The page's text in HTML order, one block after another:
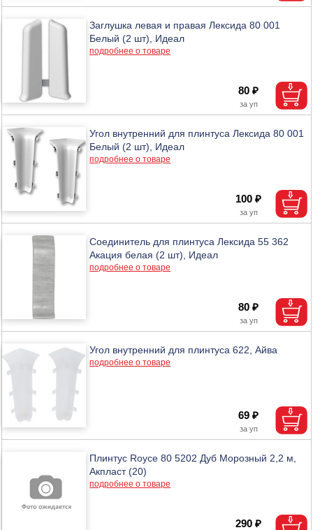
Заглушка левая и правая Лексида 80 001
Белый (2 шт), Идеал
подробнее о товаре
80 ₽
Угол внутренний для плинтуса Лексида 80 001
Белый (2 шт), Идеал
подробнее о товаре
100 ₽
Соединитель для плинтуса Лексида 55 362
Акация белая (2 шт), Идеал
подробнее о товаре
80 ₽
Угол внутренний для плинтуса 622, Айва
подробнее о товаре
69 ₽
Плинтус Royce 80 5202 Дуб Морозный 2,2 м,
Акпласт (20)
подробнее о товаре
290 ₽